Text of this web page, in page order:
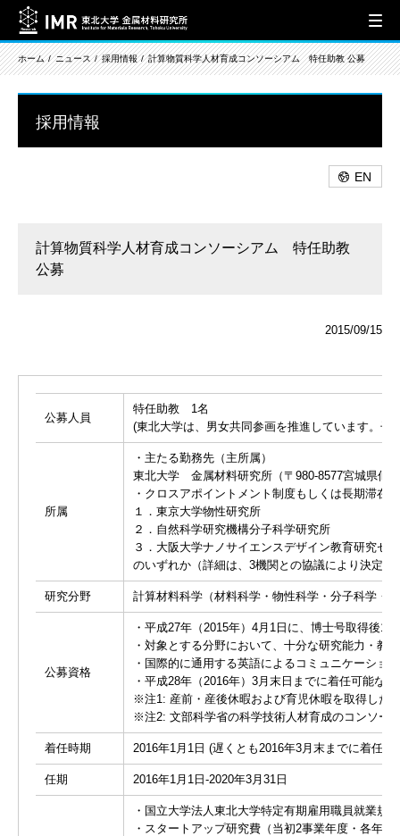
ホーム ニュース 採用情報 計算物質科学人材育成コンソーシアム 特任助教 公募
採用情報
EN
計算物質科学人材育成コンソーシアム 特任助教
公募
2015/09/15
公募人員
特任助教 1名
(東北大学は、男女共同参画を推進しています。
所属
・主たる勤務先（主所属）
東北大学 金属材料研究所（〒980-8577宮城県仙
・クロスアポイントメント制度もしくは長期滞在
１．東京大学物性研究所
２．自然科学研究機構分子科学研究所
３．大阪大学ナノサイエンスデザイン教育研究セ
のいずれか（詳細は、3機関との協議により決定し
研究分野 計算材料科学（材料科学・物性科学・分子科学・
公募資格
・平成27年（2015年）4月1日に、博士号取得後
・対象とする分野において、十分な研究能力・教
・国際的に通用する英語によるコミュニケーショ
・平成28年（2016年）3月末日までに着任可能な方
※注1: 産前・産後休暇および育児休暇を取得した
※注2: 文部科学省の科学技術人材育成のコンソー
着任時期 2016年1月1日 (遅くとも2016年3月末までに着任可
任期 2016年1月1日-2020年3月31日
・国立大学法人東北大学特定有期雇用職員就業規
・スタートアップ研究費（当初2事業年度・各年